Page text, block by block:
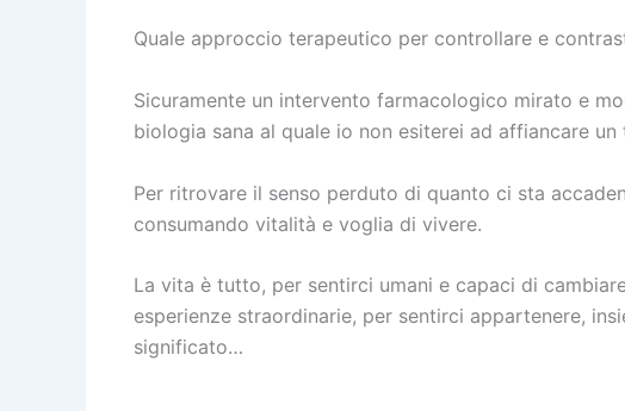
Quale approccio terapeutico per controllare e
Sicuramente un intervento farmacologico mirato e
biologia sana al quale io non esiterei ad affiancare
Per ritrovare il senso perduto di quanto ci sta
consumando vitalità e voglia di vivere.
La vita è tutto, per sentirci umani e capaci di
esperienze straordinarie, per sentirci appartenere,
significato…